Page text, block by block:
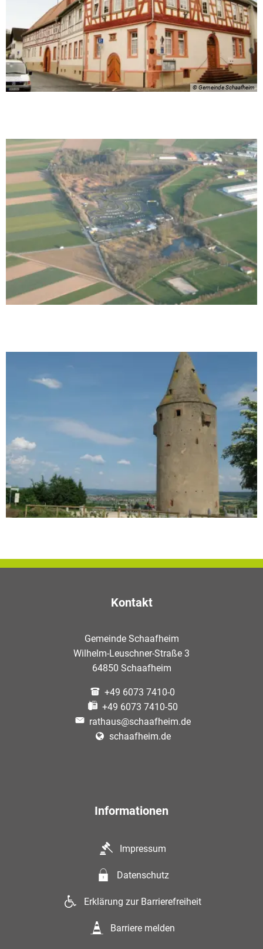
© Gemeinde Schaafheim
Kontakt
Gemeinde Schaafheim
Wilhelm-Leuschner-Straße 3
64850 Schaafheim
+49 6073 7410-0
+49 6073 7410-50
rathaus@schaafheim.de
schaafheim.de
Informationen
Impressum
Datenschutz
Erklärung zur Barrierefreiheit
Barriere melden